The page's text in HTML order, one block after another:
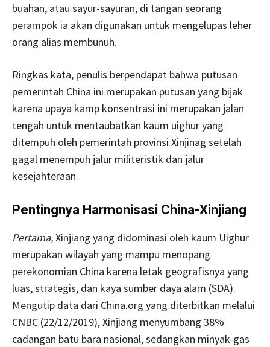
buahan, atau sayur-sayuran, di tangan seorang
perampok ia akan digunakan untuk mengelupas leher
orang alias membunuh.
Ringkas kata, penulis berpendapat bahwa putusan
pemerintah China ini merupakan putusan yang bijak
karena upaya kamp konsentrasi ini merupakan jalan
tengah untuk mentaubatkan kaum uighur yang
ditempuh oleh pemerintah provinsi Xinjinag setelah
gagal menempuh jalur militeristik dan jalur
kesejahteraan.
Pentingnya Harmonisasi China-Xinjiang
Pertama,Xinjiang yang didominasi oleh kaum Uighur
merupakan wilayah yang mampu menopang
perekonomian China karena letak geografisnya yang
luas, strategis, dan kaya sumber daya alam (SDA).
Mengutip data dari China.org yang diterbitkan melalui
CNBC (22/12/2019), Xinjiang menyumbang 38%
cadangan batu bara nasional, sedangkan minyak-gas